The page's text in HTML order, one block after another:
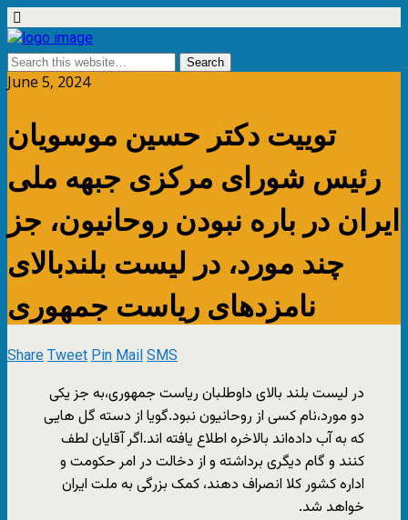
June 5, 2024
توییت دکتر حسین موسویان
رئیس شورای مرکزی جبهه ملی
ایران در باره نبودن روحانیون، جز
چند مورد، در لیست بلندبالای
نامزدهای ریاست جمهوری
ShareTweetPinMailSMS
در لیست بلند بالای داوطلبان ریاست جمهوری،به جز یکی
دو مورد،نام کسی از روحانیون نبود.گویا از دسته گل هایی
که به آب داده‌اند بالاخره اطلاع یافته اند.اگر آقایان لطف
کنند و گام دیگری برداشته و از دخالت در امر حکومت و
اداره کشور کلا انصراف دهند، کمک بزرگی به ملت ایران
خواهد شد.